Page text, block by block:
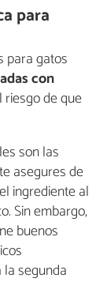
para
para gatos
con
de que
son las
asegures de
ingrediente al
Sin embargo,
buenos
segunda